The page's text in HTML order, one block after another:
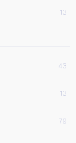
13
43
13
79